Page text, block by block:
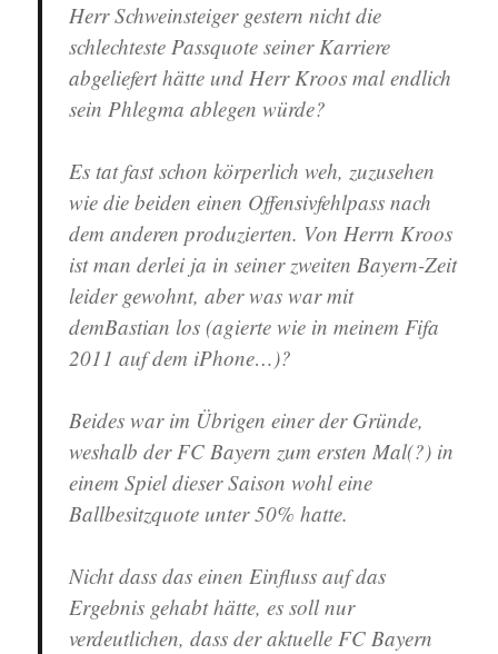
Herr Schweinsteiger gestern nicht die
schlechteste Passquote seiner Karriere
abgeliefert hätte und Herr Kroos mal endlich
sein Phlegma ablegen würde?
Es tat fast schon körperlich weh, zuzusehen
wie die beiden einen Offensivfehlpass nach
dem anderen produzierten. Von Herrn Kroos
ist man derlei ja in seiner zweiten Bayern-Zeit
leider gewohnt, aber was war mit
demBastian los (agierte wie in meinem Fifa
2011 auf dem iPhone…)?
Beides war im Übrigen einer der Gründe,
weshalb der FC Bayern zum ersten Mal(?) in
einem Spiel dieser Saison wohl eine
Ballbesitzquote unter 50% hatte.
Nicht dass das einen Einfluss auf das
Ergebnis gehabt hätte, es soll nur
verdeutlichen, dass der aktuelle FC Bayern